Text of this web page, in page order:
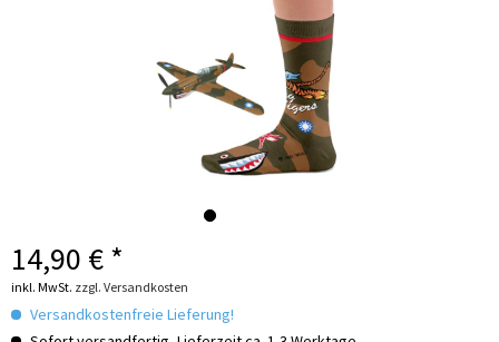
14,90 € *
inkl. MwSt. zzgl. Versandkosten
Versandkostenfreie Lieferung!